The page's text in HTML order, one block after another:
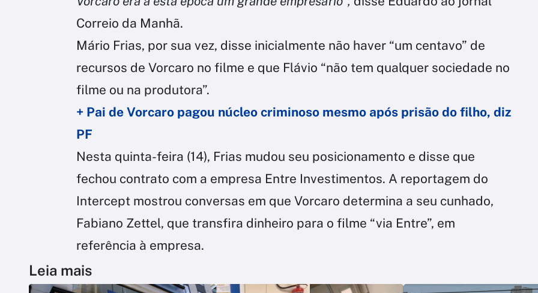
Correio da Manhã.
Mário Frias, por sua vez, disse inicialmente não haver “um centavo” de
recursos de Vorcaro no filme e que Flávio “não tem qualquer sociedade no
filme ou na produtora”.
+ Pai de Vorcaro pagou núcleo criminoso mesmo após prisão do filho, diz
PF
Nesta quinta-feira (14), Frias mudou seu posicionamento e disse que
fechou contrato com a empresa Entre Investimentos. A reportagem do
Intercept mostrou conversas em que Vorcaro determina a seu cunhado,
Fabiano Zettel, que transfira dinheiro para o filme “via Entre”, em
referência à empresa.
Leia mais